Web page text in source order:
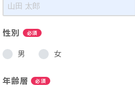
性別 必須
男 女
年齢層 必須